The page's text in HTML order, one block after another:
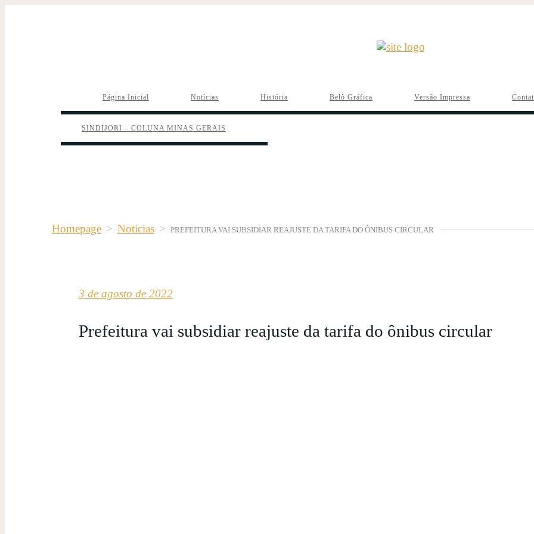
Página Inicial Notícias História Belô Gráfica Versão Impressa
SINDIJORI – COLUNA MINAS GERAIS
Homepage > Notícias > PREFEITURA VAI SUBSIDIAR REAJUSTE DA TARIFA DO ÔNIBUS CIRCULAR
3 de agosto de 2022
Prefeitura vai subsidiar reajuste da tarifa do ônibus circular